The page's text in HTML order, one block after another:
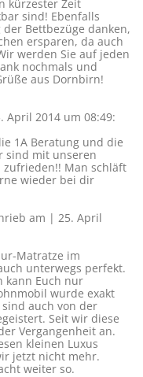
kürzester Zeit
sind! Ebenfalls
Bettbezüge danken,
ersparen, da auch
werden Sie auf jeden
nochmals und
aus Dornbirn!
April 2014 um 08:49:
1A Beratung und die
sind mit unseren
Man schläft
wieder bei dir
am | 25. April
Matratze im
unterwegs perfekt.
kann Euch nur
wurde exakt
auch von der
Seit wir diese
Vergangenheit an.
kleinen Luxus
jetzt nicht mehr.
weiter so.